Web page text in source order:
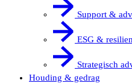
Support &
ESG &
Strategisch
Houding & gedrag